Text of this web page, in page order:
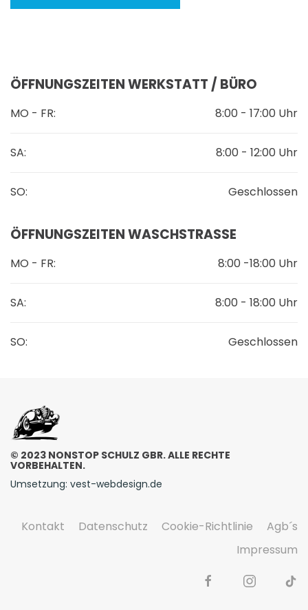
ÖFFNUNGSZEITEN WERKSTATT / BÜRO
MO - FR: 8:00 - 17:00 Uhr
SA: 8:00 - 12:00 Uhr
SO: Geschlossen
ÖFFNUNGSZEITEN WASCHSTRASSE
MO - FR: 8:00 -18:00 Uhr
SA: 8:00 - 18:00 Uhr
SO: Geschlossen
© 2023 NONSTOP SCHULZ GBR. ALLE RECHTE
VORBEHALTEN.
Umsetzung: vest-webdesign.de
Kontakt Datenschutz Cookie-Richtlinie
Agb´s
Impressum